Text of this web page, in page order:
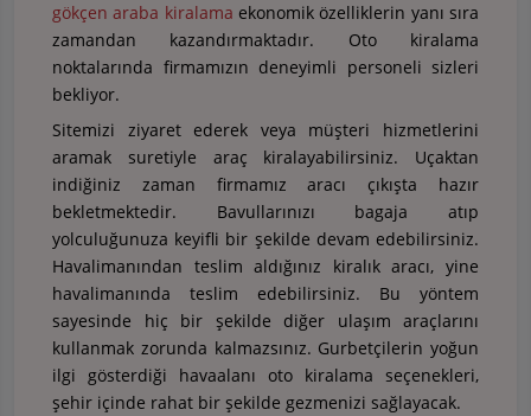
gökçen araba kiralama ekonomik özelliklerin yanı sıra
zamandan kazandırmaktadır. Oto kiralama
noktalarında firmamızın deneyimli personeli sizleri
bekliyor.
Sitemizi ziyaret ederek veya müşteri hizmetlerini
aramak suretiyle araç kiralayabilirsiniz. Uçaktan
indiğiniz zaman firmamız aracı çıkışta hazır
bekletmektedir. Bavullarınızı bagaja atıp
yolculuğunuza keyifli bir şekilde devam edebilirsiniz.
Havalimanından teslim aldığınız kiralık aracı, yine
havalimanında teslim edebilirsiniz. Bu yöntem
sayesinde hiç bir şekilde diğer ulaşım araçlarını
kullanmak zorunda kalmazsınız. Gurbetçilerin yoğun
ilgi gösterdiği havaalanı oto kiralama seçenekleri,
şehir içinde rahat bir şekilde gezmenizi sağlayacak.